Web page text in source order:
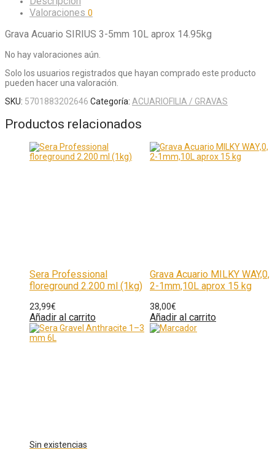
Valoraciones 0
Grava Acuario SIRIUS 3-5mm 10L aprox 14.95kg
No hay valoraciones aún.
Solo los usuarios registrados que hayan comprado este producto
pueden hacer una valoración.
SKU: 5701883202646 Categoría: ACUARIOFILIA / GRAVAS
Productos relacionados
Sera Professional
floreground 2.200 ml (1kg)
23,99€
Añadir al carrito
Grava Acuario MILKY WAY,0,
2-1mm,10L aprox 15 kg
38,00€
Añadir al carrito